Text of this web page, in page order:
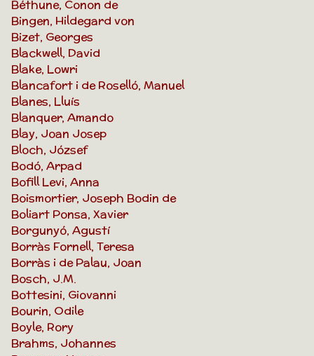
Béthune, Conon de
Bingen, Hildegard von
Bizet, Georges
Blackwell, David
Blake, Lowri
Blancafort i de Roselló, Manuel
Blanes, Lluís
Blanquer, Amando
Blay, Joan Josep
Bloch, József
Bodó, Arpad
Bofill Levi, Anna
Boismortier, Joseph Bodin de
Boliart Ponsa, Xavier
Borgunyó, Agustí
Borràs Fornell, Teresa
Borràs i de Palau, Joan
Bosch, J.M.
Bottesini, Giovanni
Bourin, Odile
Boyle, Rory
Brahms, Johannes